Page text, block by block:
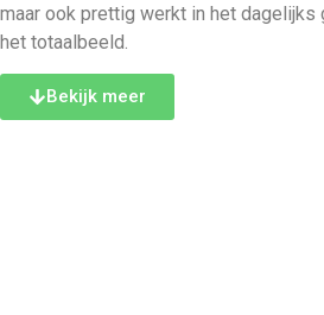
maar ook prettig werkt in het dagelijks
het totaalbeeld.
Bekijk meer